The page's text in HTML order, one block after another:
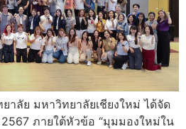
าลัย มหาวิทยาลัยเชียงใหม่ ได้จัด
ภายใต้หัวข้อ “มุมมองใหม่ใน